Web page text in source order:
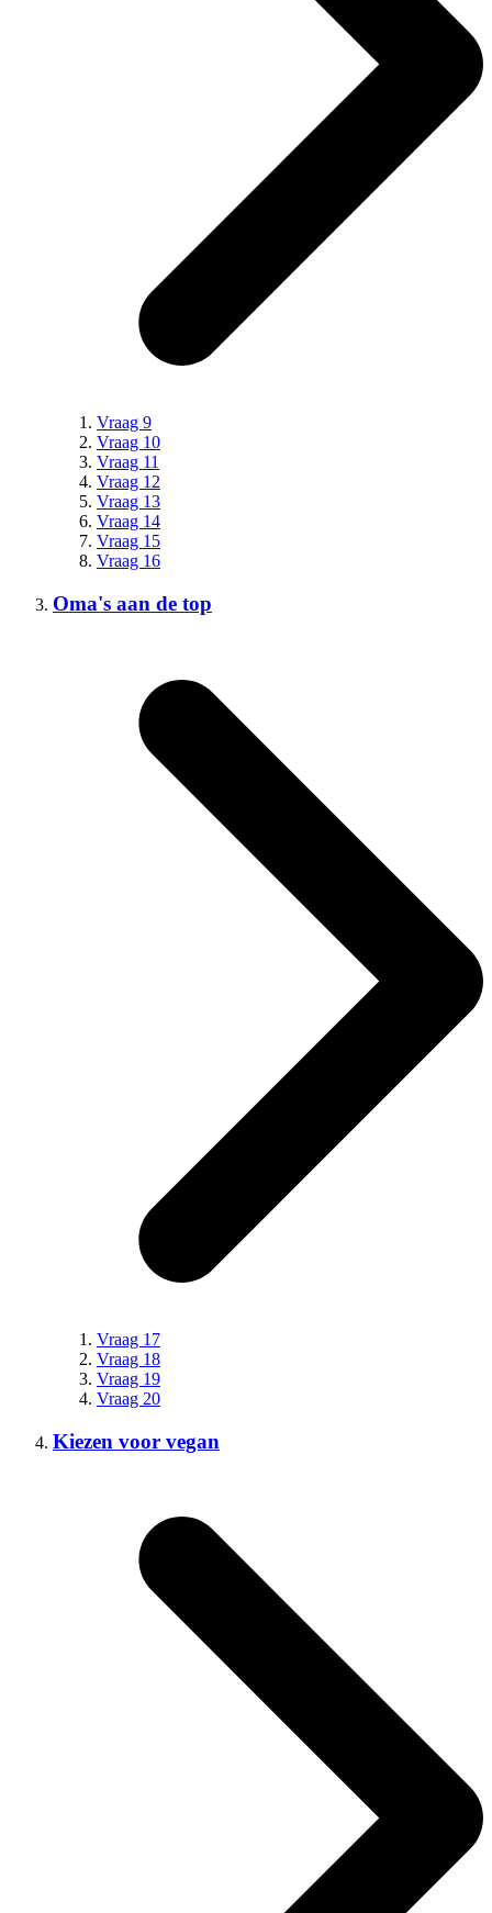
Vraag 9
Vraag 10
Vraag 11
Vraag 12
Vraag 13
Vraag 14
Vraag 15
Vraag 16
Oma's aan de top
Vraag 17
Vraag 18
Vraag 19
Vraag 20
Kiezen voor vegan